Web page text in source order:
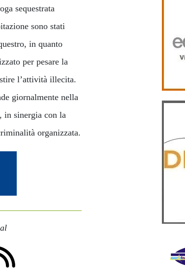
sequestrata
sono stati
in quanto
per pesare la
l’attività illecita.
giornalmente nella
in sinergia con la
organizzata.